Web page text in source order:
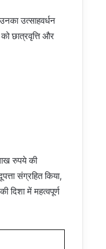
उत्साहवर्धन
छात्रवृत्ति और
रुपये की
संग्रहित किया,
दिशा में महत्वपूर्ण